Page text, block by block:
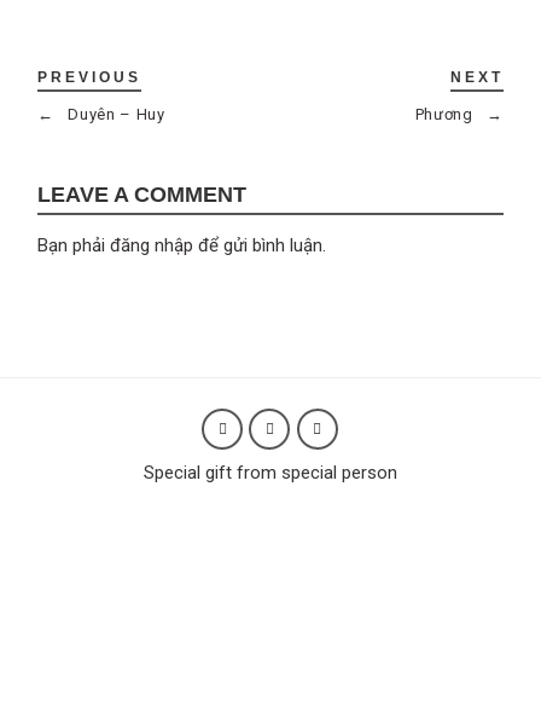
PREVIOUS
← Duyên – Huy
NEXT
Phương →
LEAVE A COMMENT
Bạn phảiđăng nhập để gửi bình luận.
Special gift from special person